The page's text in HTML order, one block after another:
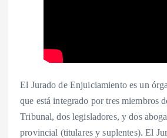
El Jurado de Enjuiciamiento es un
que está integrado por tres miembros
Tribunal, dos legisladores, y dos
provincial (titulares y suplentes). El